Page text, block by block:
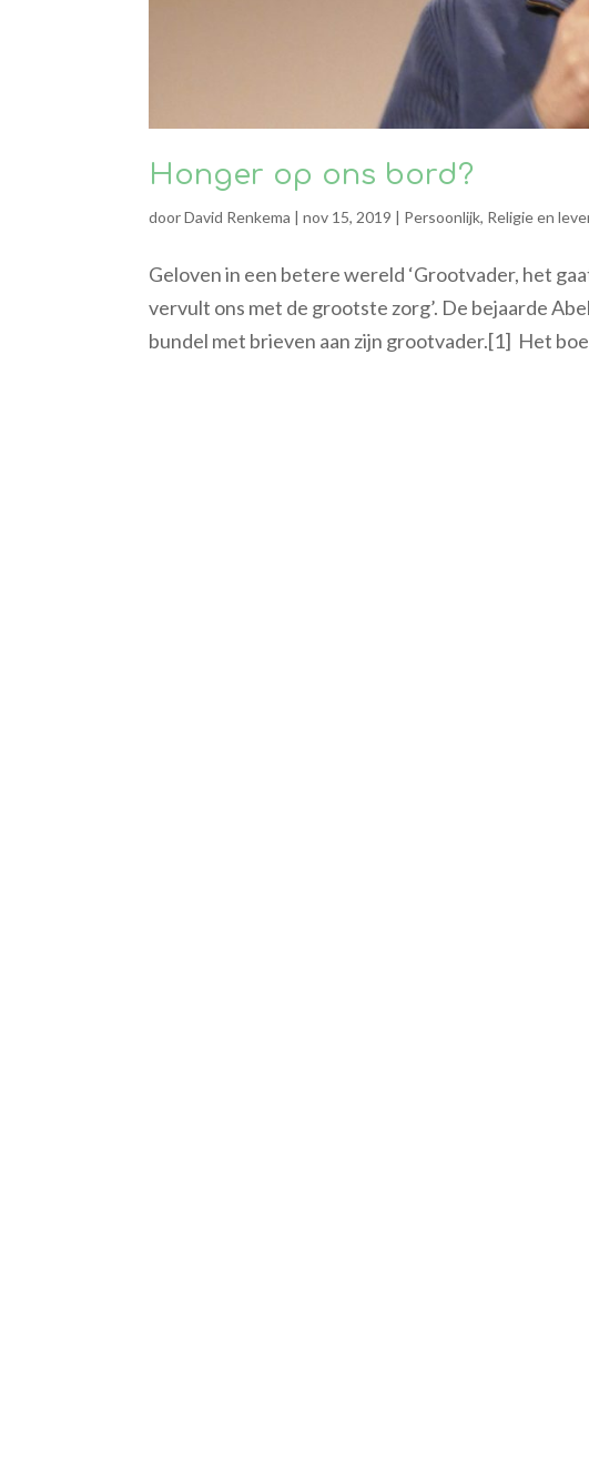
Honger op ons bord?
doorDavid Renkema |nov 15, 2019 | Persoonlijk, Religie en
Geloven in een betere wereld ‘Grootvader, het
vervult ons met de grootste zorg’. De bejaarde
bundel met brieven aan zijn grootvader.[1] Het